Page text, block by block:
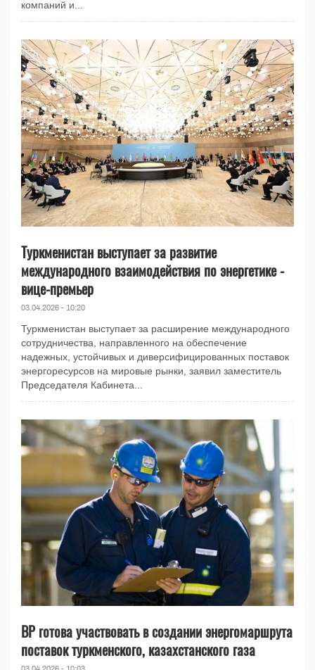
компаний и...
Туркменистан выступает за развитие
международного взаимодействия по энергетике -
вице-премьер
03.04.2026 - 10:20
Туркменистан выступает за расширение международного
сотрудничества, направленного на обеспечение
надежных, устойчивых и диверсифицированных поставок
энергоресурсов на мировые рынки, заявил заместитель
Председателя Кабинета...
BP готова участвовать в создании энергомаршрута
поставок туркменского, казахстанского газа